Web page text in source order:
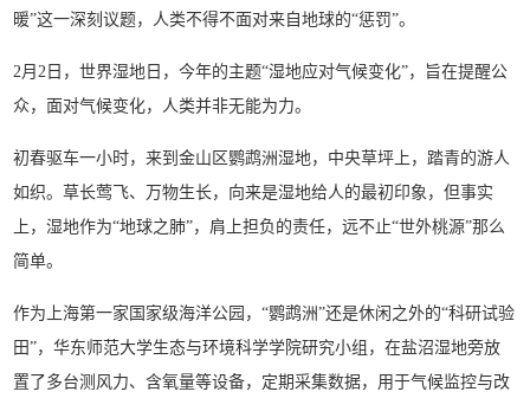
暖”这一深刻议题，人类不得不面对来自地球的“惩罚”。
2月2日，世界湿地日，今年的主题“湿地应对气候变化”，旨在提醒公
众，面对气候变化，人类并非无能为力。
初春驱车一小时，来到金山区鹦鹉洲湿地，中央草坪上，踏青的游人
如织。草长莺飞、万物生长，向来是湿地给人的最初印象，但事实
上，湿地作为“地球之肺”，肩上担负的责任，远不止“世外桃源”那么
简单。
作为上海第一家国家级海洋公园，“鹦鹉洲”还是休闲之外的“科研试验
田”，华东师范大学生态与环境科学学院研究小组，在盐沼湿地旁放
置了多台测风力、含氧量等设备，定期采集数据，用于气候监控与改